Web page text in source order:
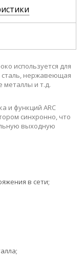
используется для
сталь, нержавеющая
металлы и т.д.
и функций ARC
синхронно, что
выходную
в сети;